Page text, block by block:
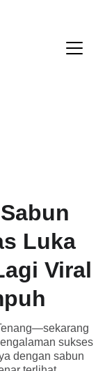
Luka
Viral
sukses
dengan sabun